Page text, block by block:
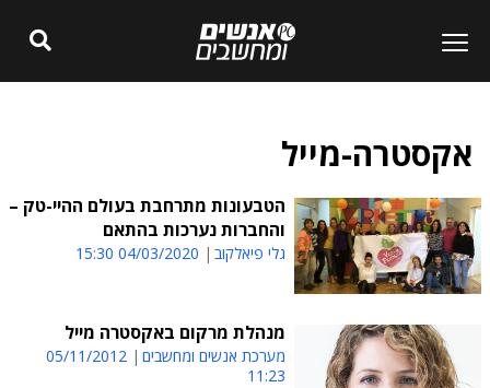
אקסטרה-מייל
הטבעונות מתרחבת בעולם ההיי-טק –
והחברות נערכות בהתאם
גלי פיאלקוב 04/03/2020 15:30
מנהלת מרקום באקסטרה מייל
מערכת אנשים ומחשבים
05/11/2012
11:23